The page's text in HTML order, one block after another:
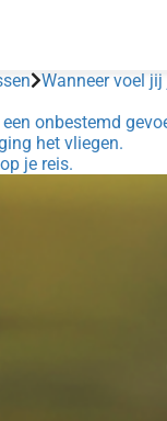
Wanneer voel jij
onbestemd
het vliegen.
je reis.